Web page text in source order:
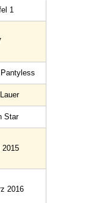
1
Star
2015
2016